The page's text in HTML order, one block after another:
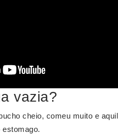
vazia?
cheio, comeu muito e